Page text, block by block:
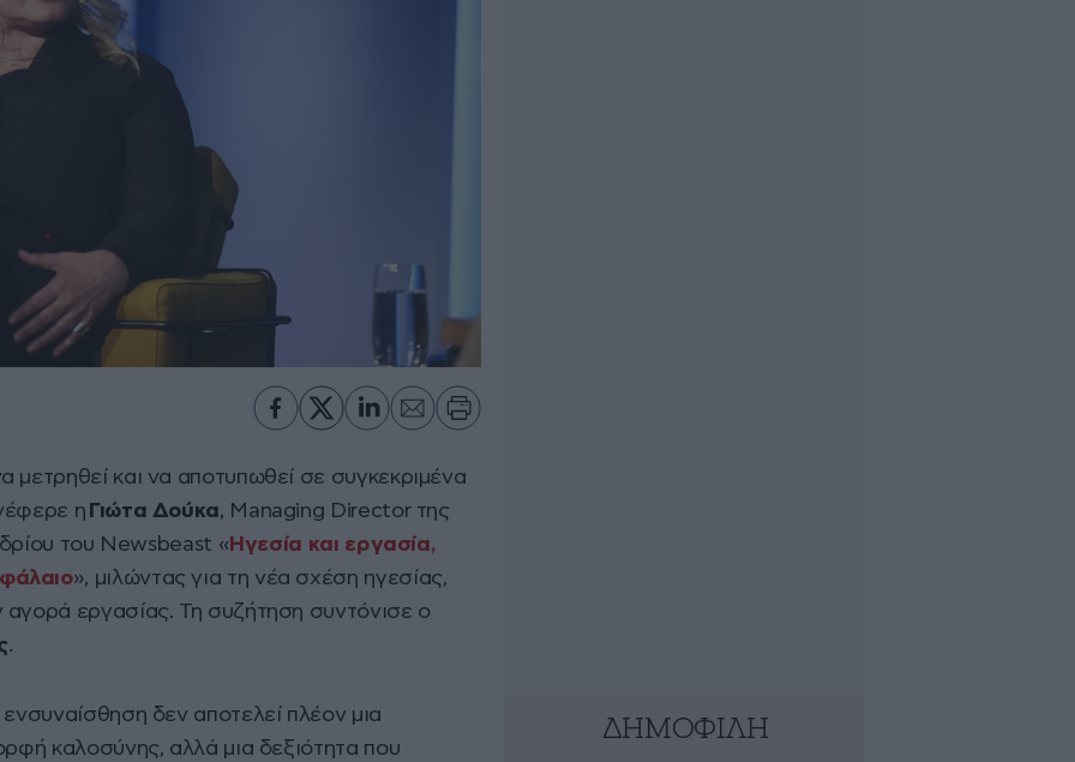
μετρηθεί και να αποτυπωθεί σε συγκεκριμένα
η Γιώτα Δούκα, Managing Director της
του Newsbeast « Ηγεσία και εργασία,
», μιλώντας για τη νέα σχέση ηγεσίας,
εργασίας. Τη συζήτηση συντόνισε ο
.
δεν αποτελεί πλέον μια
καλοσύνης, αλλά μια δεξιότητα που
ΔΗΜΟΦΙΛΗ